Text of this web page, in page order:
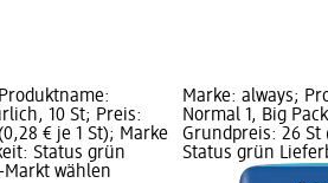
10 St; Preis:
€ je 1 St); Marke
Status grün
wählen
Marke: always;
Normal 1, Big
Grundpreis: 26 St
Status grün